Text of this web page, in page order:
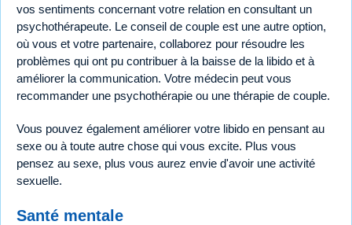
vos sentiments concernant votre relation en consultant un
psychothérapeute. Le conseil de couple est une autre option,
où vous et votre partenaire, collaborez pour résoudre les
problèmes qui ont pu contribuer à la baisse de la libido et à
améliorer la communication. Votre médecin peut vous
recommander une psychothérapie ou une thérapie de couple.
Vous pouvez également améliorer votre libido en pensant au
sexe ou à toute autre chose qui vous excite. Plus vous
pensez au sexe, plus vous aurez envie d'avoir une activité
sexuelle.
Santé mentale